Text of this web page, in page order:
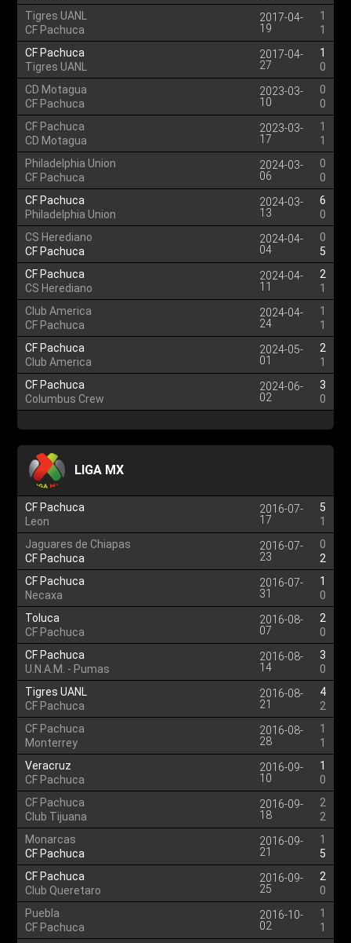
Tigres UANL
CF Pachuca
2017-04-
19
1
1
CF Pachuca
Tigres UANL
2017-04-
27
1
0
CD Motagua
CF Pachuca
2023-03-
10
0
0
CF Pachuca
CD Motagua
2023-03-
17
1
1
Philadelphia Union
CF Pachuca
2024-03-
06
0
0
CF Pachuca
Philadelphia Union
2024-03-
13
6
0
CS Herediano
CF Pachuca
2024-04-
04
0
5
CF Pachuca
CS Herediano
2024-04-
11
2
1
Club America
CF Pachuca
2024-04-
24
1
1
CF Pachuca
Club America
2024-05-
01
2
1
CF Pachuca
Columbus Crew
2024-06-
02
3
0
LIGA MX
CF Pachuca
Leon
2016-07-
17
5
1
Jaguares de Chiapas
CF Pachuca
2016-07-
23
0
2
CF Pachuca
Necaxa
2016-07-
31
1
0
Toluca
CF Pachuca
2016-08-
07
2
0
CF Pachuca
U.N.A.M. - Pumas
2016-08-
14
3
0
Tigres UANL
CF Pachuca
2016-08-
21
4
2
CF Pachuca
Monterrey
2016-08-
28
1
1
Veracruz
CF Pachuca
2016-09-
10
1
0
CF Pachuca
Club Tijuana
2016-09-
18
2
2
Monarcas
CF Pachuca
2016-09-
21
1
5
CF Pachuca
Club Queretaro
2016-09-
25
2
0
Puebla
CF Pachuca
2016-10-
02
1
1